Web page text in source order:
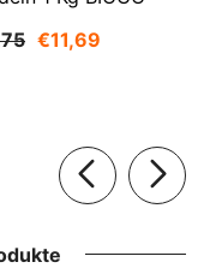
€11,69